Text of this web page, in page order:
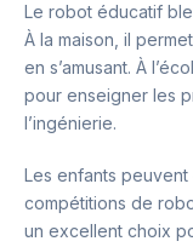
Le robot éducatif
À la maison, il
en s’amusant. À
pour enseigner les
l’ingénierie.
Les enfants peuvent
compétitions de
un excellent choix